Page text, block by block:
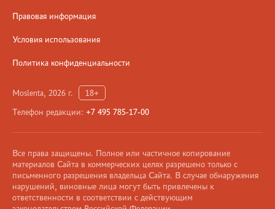
Правовая информация
Условия использования
Политика конфиденциальности
Moslenta, 2026 г.
18+
Телефон редакции: +7 495 785-17-00
Все права защищены. Полное или частичное копирование
материалов Сайта в коммерческих целях разрешено только с
письменного разрешения владельца Сайта. В случае обнаружения
нарушений, виновные лица могут быть привлечены к
ответственности в соответствии с действующим